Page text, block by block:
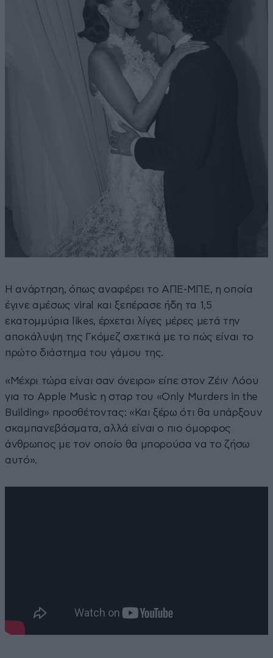
Η ανάρτηση, όπως αναφέρει το ΑΠΕ-ΜΠΕ, η οποία
έγινε αμέσως viral και ξεπέρασε ήδη τα 1,5
εκατομμύρια likes, έρχεται λίγες μέρες μετά την
αποκάλυψη της Γκόμεζ σχετικά με το πώς είναι το
πρώτο διάστημα του γάμου της.
«Μέχρι τώρα είναι σαν όνειρο» είπε στον Ζέιν Λόου
για το Apple Music η σταρ του «Only Murders in the
Building» προσθέτοντας: «Και ξέρω ότι θα υπάρξουν
σκαμπανεβάσματα, αλλά είναι ο πιο όμορφος
άνθρωπος με τον οποίο θα μπορούσα να το ζήσω
αυτό».